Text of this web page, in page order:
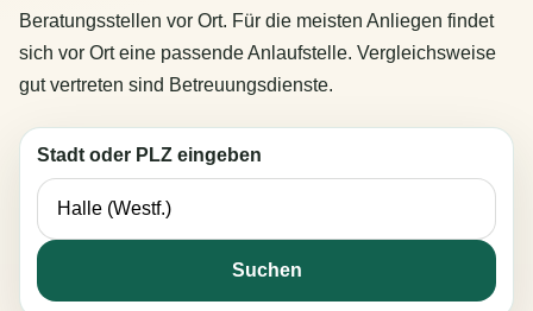
Beratungsstellen vor Ort. Für die meisten Anliegen findet
sich vor Ort eine passende Anlaufstelle. Vergleichsweise
gut vertreten sind Betreuungsdienste.
Stadt oder PLZ eingeben
Suchen